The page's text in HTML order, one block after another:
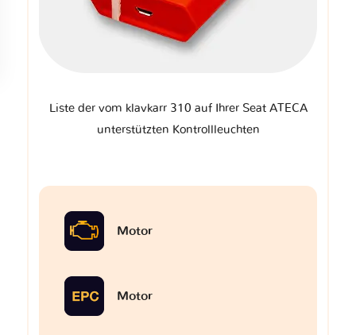
Liste der vom klavkarr 310 auf Ihrer Seat ATECA
unterstützten Kontrollleuchten
Motor
Motor